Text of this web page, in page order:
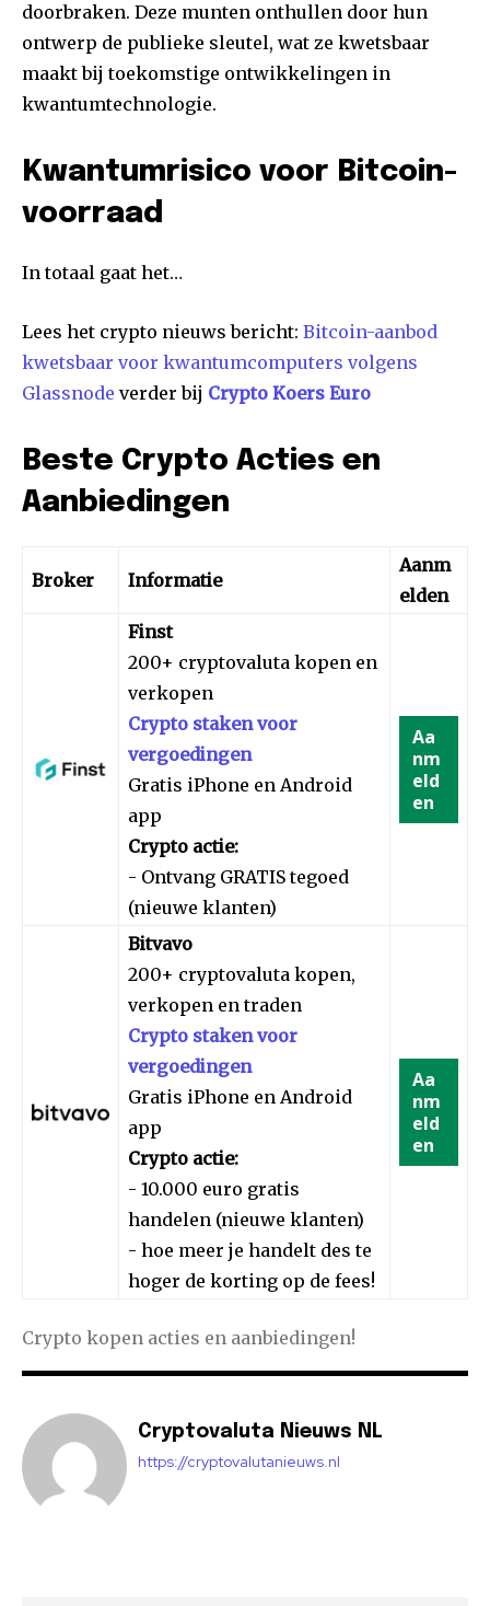
doorbraken. Deze munten onthullen door hun
ontwerp de publieke sleutel, wat ze kwetsbaar
maakt bij toekomstige ontwikkelingen in
kwantumtechnologie.
Kwantumrisico voor Bitcoin-
voorraad
In totaal gaat het…
Lees het crypto nieuws bericht: Bitcoin-aanbod
kwetsbaar voor kwantumcomputers volgens
Glassnode verder bij Crypto Koers Euro
Beste Crypto Acties en
Aanbiedingen
Broker Informatie
Aanm
elden
Finst
200+ cryptovaluta kopen en
verkopen
Crypto staken voor
vergoedingen
Gratis iPhone en Android
app
Crypto actie:
- Ontvang GRATIS tegoed
(nieuwe klanten)
Aa
nm
eld
en
Bitvavo
200+ cryptovaluta kopen,
verkopen en traden
Crypto staken voor
vergoedingen
Gratis iPhone en Android
app
Crypto actie:
- 10.000 euro gratis
handelen (nieuwe klanten)
- hoe meer je handelt des te
hoger de korting op de fees!
Aa
nm
eld
en
Crypto kopen acties en aanbiedingen!
Cryptovaluta Nieuws NL
https://cryptovalutanieuws.nl